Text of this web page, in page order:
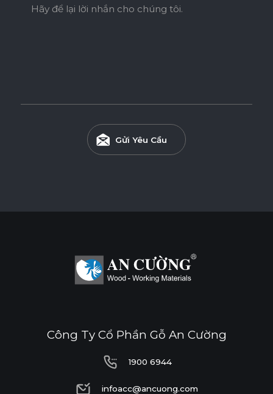
dụng cho các khu vực có độ ẩm cao.
Tiêu chuẩn
Hãy để lại lời nhắn cho chúng tôi.
Gửi Yêu Cầu
Công Ty Cổ Phần Gỗ An Cường
1900 6944
1900 6944
infoacc@ancuong.com